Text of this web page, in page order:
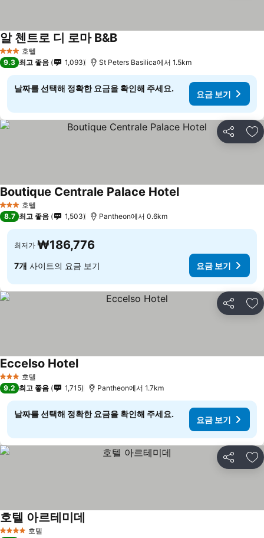
3 성급 호텔
알 첸트로 디 로마 B&B
9.3 최고 좋음 1,093 St Peters Basilica에서 1.5km
날짜를 선택해 정확한 요금을 확인해 주세요.
요금 보기
공유 즐
3 성급 호텔
Boutique Centrale Palace Hotel
8.7 최고 좋음 1,503 Pantheon에서 0.6km
최저가 ₩186,776
7개 사이트의 요금 보기 요금 보기
공유 즐
3 성급 호텔
Eccelso Hotel
9.2 최고 좋음 1,715 Pantheon에서 1.7km
날짜를 선택해 정확한 요금을 확인해 주세요.
요금 보기
공유 즐
4 성급 호텔
호텔 아르테미데